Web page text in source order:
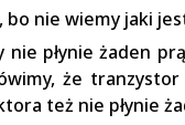
bo nie wiemy jaki
płynie żaden
że
też nie płynie